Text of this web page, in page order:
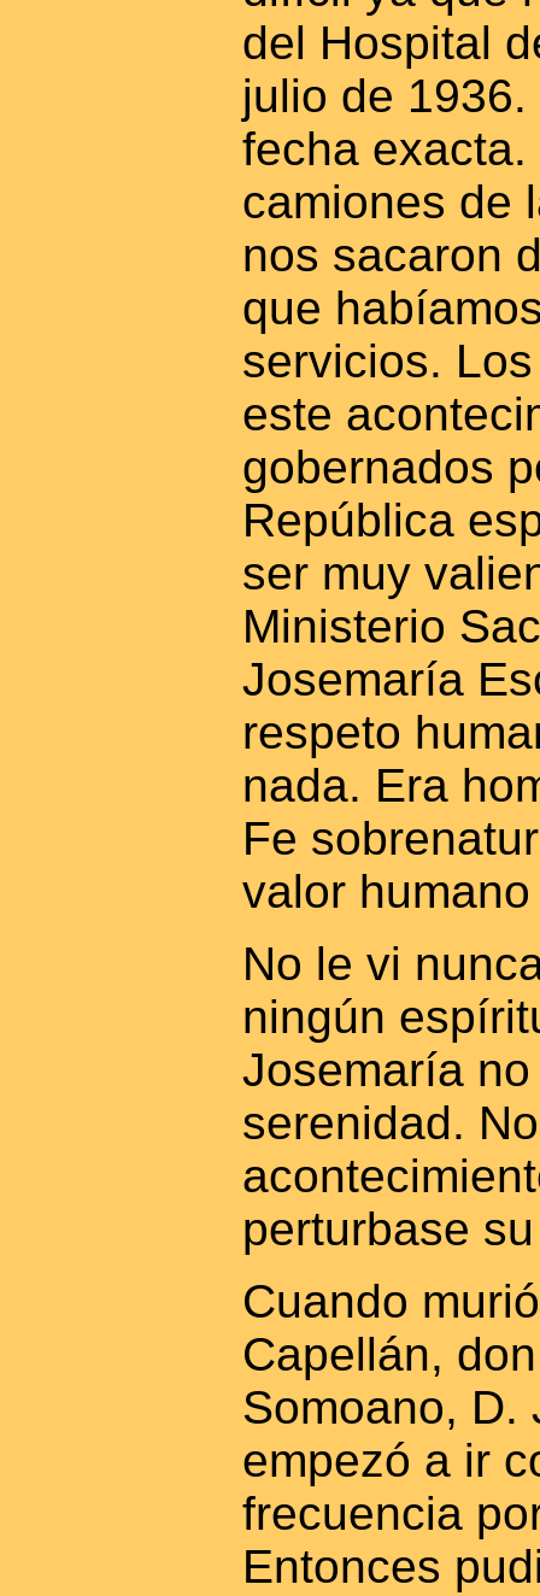
del Hospital
julio de
fecha
camiones de
nos sacaron
que
servicios.
este
gobernados
República
ser muy
Ministerio
Josemaría
respeto
nada. Era
Fe
valor humano
No le vi
ningún
Josemaría
serenidad.
perturbase
Cuando
Capellán,
Somoano, D.
empezó a ir
frecuencia
Entonces